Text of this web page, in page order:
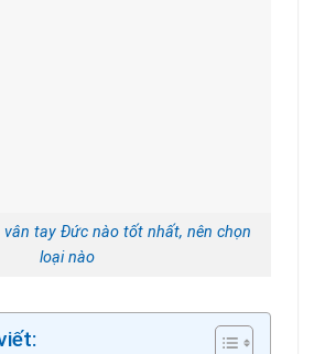
vân tay Đức nào tốt nhất, nên chọn
loại nào